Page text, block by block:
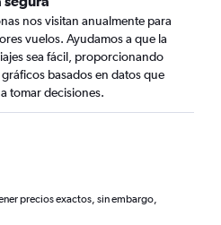
nos visitan anualmente para
vuelos. Ayudamos a que la
sea fácil, proporcionando
basados en datos que
tomar decisiones.
precios exactos, sin embargo,